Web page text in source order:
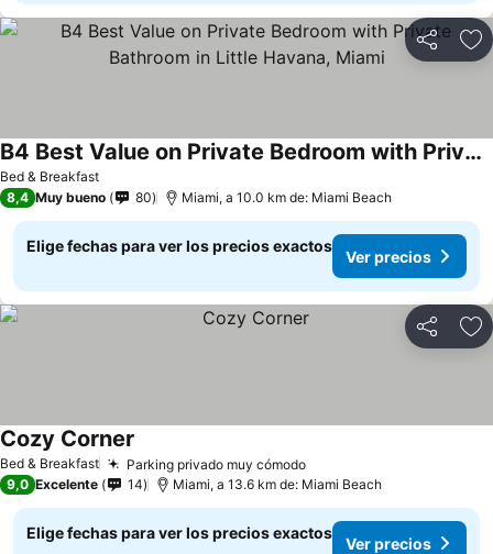
Compartir
Bed & Breakfast
B4 Best Value on Private Bedroom with Private Bathroom in Little Havana, Miami
8,4 Muy bueno 80 Miami, a 10.0 km de: Miami Beach
Elige fechas para ver los precios exactos
Ver precios
Compartir
Bed & Breakfast Parking privado muy cómodo
Cozy Corner
9,0 Excelente 14 Miami, a 13.6 km de: Miami Beach
Elige fechas para ver los precios exactos
Ver precios